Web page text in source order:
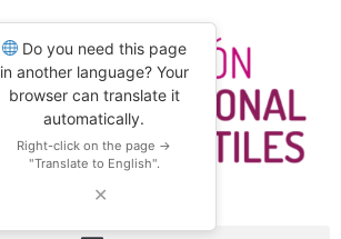
Do you need this page
in another language? Your
browser can translate it
automatically.
Right-click on the page →
"Translate to English".
✕